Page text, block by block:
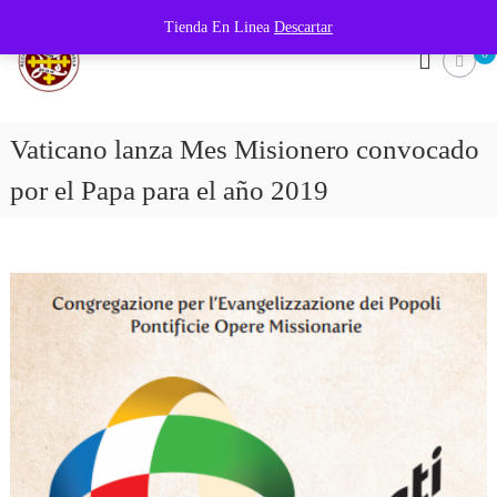
Tienda En Linea Descartar
c
ó
C
ó
l
e
e
u
s
n
e
0
Vaticano lanza Mes Misionero convocado
por el Papa para el año 2019